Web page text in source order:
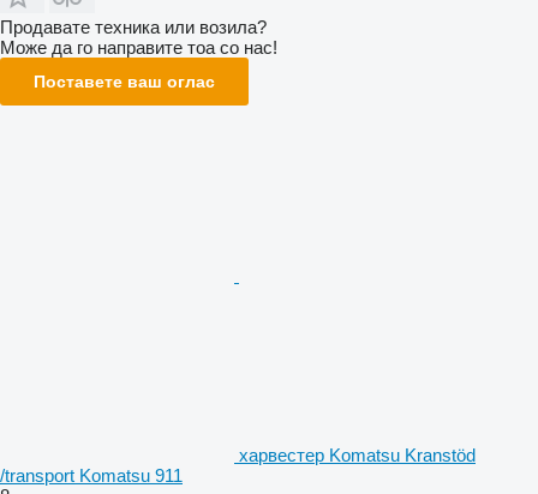
Продавате техника или возила?
Може да го направите тоа со нас!
Поставете ваш оглас
харвестер Komatsu Kranstöd
/transport Komatsu 911